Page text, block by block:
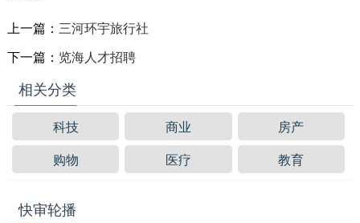
上一篇： 三河环宇旅行社
下一篇： 览海人才招聘
相关分类
科技 商业
房产
购物
医疗 教育
快审轮播